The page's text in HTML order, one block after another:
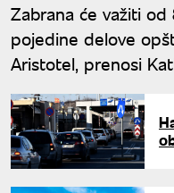
Zabrana će važiti
pojedine delove
Aristotel, prenosi